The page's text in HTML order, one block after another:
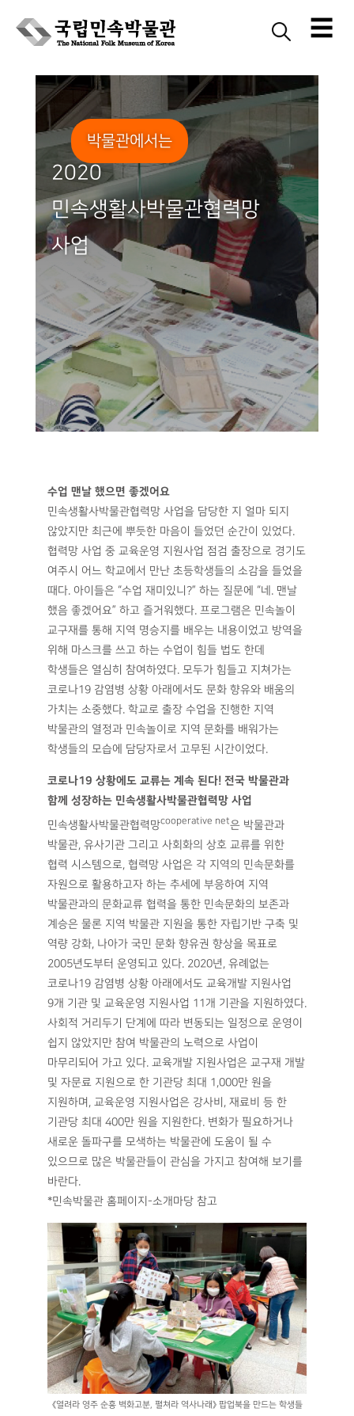
☰
Skip
content
박물관에서는
2020
민속생활사박물관협력망
사업
수업 맨날 했으면 좋겠어요
민속생활사박물관협력망 사업을 담당한 지 얼마 되지
않았지만 최근에 뿌듯한 마음이 들었던 순간이 있었다.
협력망 사업 중 교육운영 지원사업 점검 출장으로 경기도
여주시 어느 학교에서 만난 초등학생들의 소감을 들었을
때다. 아이들은 “수업 재미있니?” 하는 질문에 “네. 맨날
했음 좋겠어요” 하고 즐거워했다. 프로그램은 민속놀이
교구재를 통해 지역 명승지를 배우는 내용이었고 방역을
위해 마스크를 쓰고 하는 수업이 힘들 법도 한데
학생들은 열심히 참여하였다. 모두가 힘들고 지쳐가는
코로나19 감염병 상황 아래에서도 문화 향유와 배움의
가치는 소중했다. 학교로 출장 수업을 진행한 지역
박물관의 열정과 민속놀이로 지역 문화를 배워가는
학생들의 모습에 담당자로서 고무된 시간이었다.
코로나19 상황에도 교류는 계속 된다! 전국 박물관과
함께 성장하는 민속생활사박물관협력망 사업
민속생활사박물관협력망cooperative net은 박물관과
박물관, 유사기관 그리고 사회화의 상호 교류를 위한
협력 시스템으로, 협력망 사업은 각 지역의 민속문화를
자원으로 활용하고자 하는 추세에 부응하여 지역
박물관과의 문화교류 협력을 통한 민속문화의 보존과
계승은 물론 지역 박물관 지원을 통한 자립기반 구축 및
역량 강화, 나아가 국민 문화 향유권 향상을 목표로
2005년도부터 운영되고 있다. 2020년, 유례없는
코로나19 감염병 상황 아래에서도 교육개발 지원사업
9개 기관 및 교육운영 지원사업 11개 기관을 지원하였다.
사회적 거리두기 단계에 따라 변동되는 일정으로 운영이
쉽지 않았지만 참여 박물관의 노력으로 사업이
마무리되어 가고 있다. 교육개발 지원사업은 교구재 개발
및 자문료 지원으로 한 기관당 최대 1,000만 원을
지원하며, 교육운영 지원사업은 강사비, 재료비 등 한
기관당 최대 400만 원을 지원한다. 변화가 필요하거나
새로운 돌파구를 모색하는 박물관에 도움이 될 수
있으므로 많은 박물관들이 관심을 가지고 참여해 보기를
바란다.
*민속박물관 홈페이지-소개마당 참고
《열려라 영주 순흥 벽화고분, 펼쳐라 역사나래》 팝업북을 만드는 학생들